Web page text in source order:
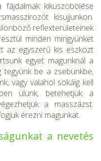
kiküszöbölése
kisujjunkon.
reflexterületeinek
minden mirigyünket
az egy­szerű kis eszközt
egyet ma­gunknál a
tegyünk be a zsebünkbe,
vagy valahol sokáig kell
ülünk, betehetjük a
a masszázst.
érezni magunkat.
a nevetés